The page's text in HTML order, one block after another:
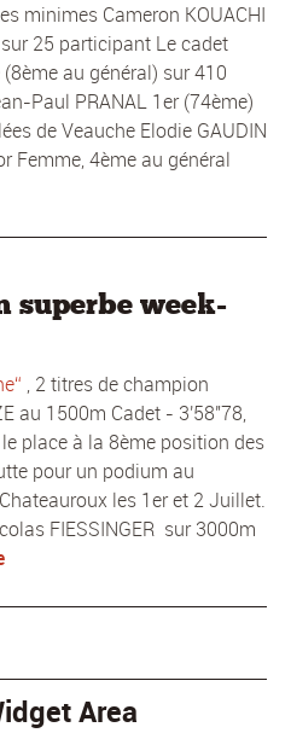
minimes Cameron KOUACHI
25 participant Le cadet
au général) sur 410
Paul PRANAL 1er (74ème)
de Veauche Elodie GAUDIN
Femme, 4ème au général
superbe week-
, 2 titres de champion
au 1500m Cadet - 3'58"78,
place à la 8ème position des
pour un podium au
les 1er et 2 Juillet.
FIESSINGER sur 3000m
Area